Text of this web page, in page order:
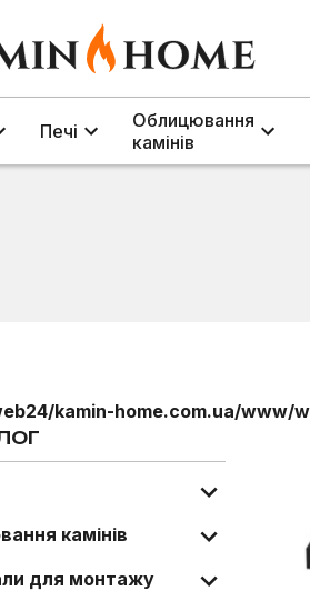
Печі
Облицювання
камінів
kamin-home.com.ua/
камінів
для монтажу